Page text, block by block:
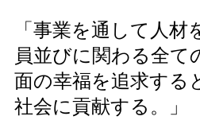
「事業を通して人材
員並びに関わる全て
面の幸福を追求する
社会に貢献する。」